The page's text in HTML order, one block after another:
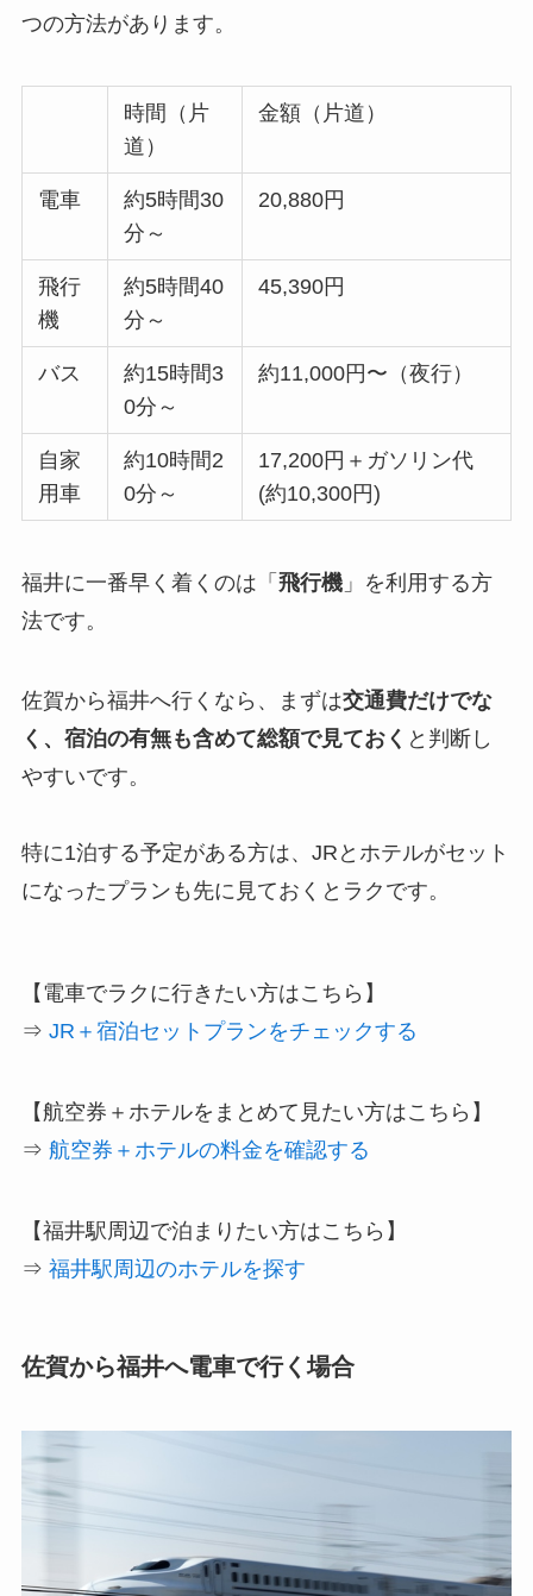
つの方法があります。
時間（片
道）
金額（片道）
電車
約5時間30
分～
20,880円
飛行
機
約5時間40
分～
45,390円
バス
約15時間3
0分～
約11,000円〜（夜行）
自家
用車
約10時間2
0分～
17,200円＋ガソリン代
(約10,300円)
福井に一番早く着くのは「 飛行機」を利用する方
法です。
佐賀から福井へ行くなら、まずは交通費だけでな
く、宿泊の有無も含めて総額で見ておく と判断し
やすいです。
特に1泊する予定がある方は、JRとホテルがセット
になったプランも先に見ておくとラクです。
【電車でラクに行きたい方はこちら】
⇒ JR＋宿泊セットプランをチェックする
【航空券＋ホテルをまとめて見たい方はこちら】
⇒ 航空券＋ホテルの料金を確認する
【福井駅周辺で泊まりたい方はこちら】
⇒ 福井駅周辺のホテルを探す
佐賀から福井へ電車で行く場合